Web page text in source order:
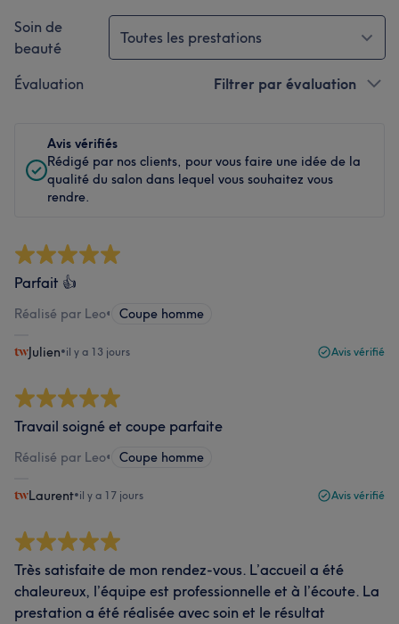
Soin de
beauté
Toutes les prestations
Évaluation Filtrer par évaluation
Avis vérifiés
Rédigé par nos clients, pour vous faire une idée de la
qualité du salon dans lequel vous souhaitez vous
rendre.
Parfait 👍
Réalisé par Leo• Coupe homme
Julien•il y a 13 jours Avis vérifié
Travail soigné et coupe parfaite
Réalisé par Leo• Coupe homme
Laurent•il y a 17 jours Avis vérifié
Très satisfaite de mon rendez-vous. L’accueil a été
chaleureux, l’équipe est professionnelle et à l’écoute. La
prestation a été réalisée avec soin et le résultat